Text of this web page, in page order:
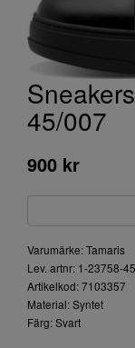
45/007
900 kr
Varumärke: Tamaris
Lev. artnr: 1-23758-
Artikelkod: 7103357
Material: Syntet
Färg: Svart